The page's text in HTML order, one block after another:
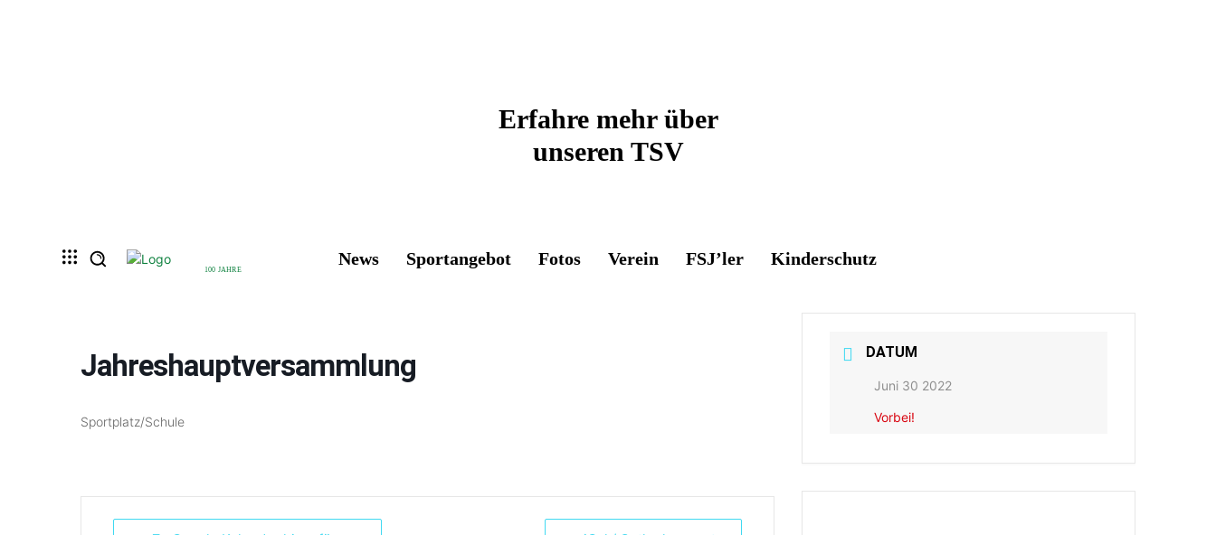
Erfahre mehr über
unseren TSV
100 JAHRE
News Sportangebot Fotos Verein FSJ’ler Kinderschutz
Jahreshauptversammlung
Sportplatz/Schule
DATUM
Juni 30 2022
Vorbei!